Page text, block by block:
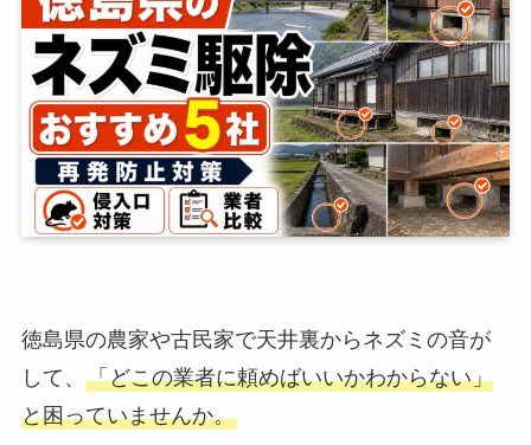
徳島県の農家や古民家で天井裏からネズミの音が
して、 「どこの業者に頼めばいいかわからない」
と困っていませんか。